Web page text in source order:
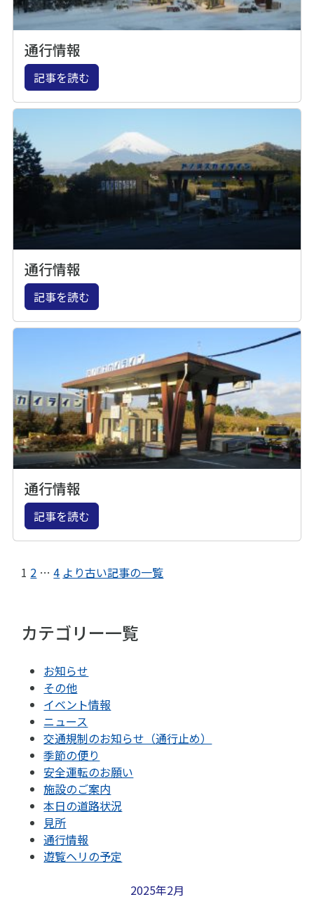
通行情報
記事を読む
通行情報
記事を読む
通行情報
記事を読む
1 2 … 4 より古い記事の一覧
カテゴリー一覧
お知らせ
その他
イベント情報
ニュース
交通規制のお知らせ（通行止め）
季節の便り
安全運転のお願い
施設のご案内
本日の道路状況
見所
通行情報
遊覧ヘリの予定
2025年2月